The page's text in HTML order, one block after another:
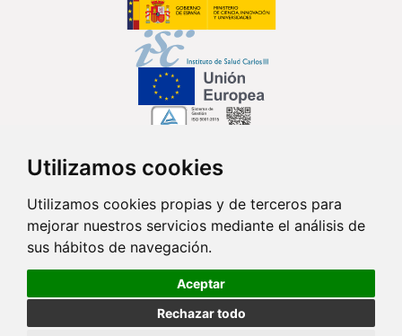
Utilizamos cookies
Utilizamos cookies propias y de terceros para
mejorar nuestros servicios mediante el análisis de
sus hábitos de navegación.
Aceptar
Rechazar todo
Síguenos en...
Contacto
Av. Monforte de Lemos, 3-5. Pabellón 11. Planta 0 28029 Madrid
info@ciberisciii.es